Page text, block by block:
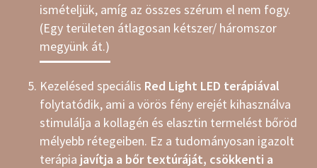
ismételjük, amíg az összes szérum el nem fogy.
(Egy területen átlagosan kétszer/ háromszor
megyünk át.)
Kezelésed speciális Red Light LED terápiával
folytatódik, ami a vörös fény erejét kihasználva
stimulálja a kollagén és elasztin termelést bőröd
mélyebb rétegeiben. Ez a tudományosan igazolt
terápia javítja a bőr textúráját, csökkenti a